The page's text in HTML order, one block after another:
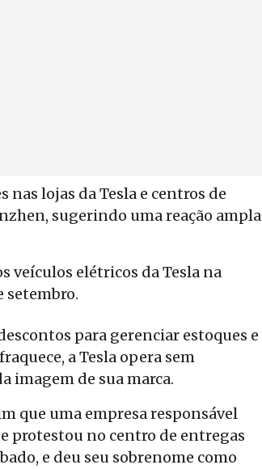
lojas da Tesla e centros de
sugerindo uma reação ampla
veículos elétricos da Tesla na
setembro.
para gerenciar estoques e
a Tesla opera sem
imagem de sua marca.
que uma empresa responsável
protestou no centro de entregas
e deu seu sobrenome como